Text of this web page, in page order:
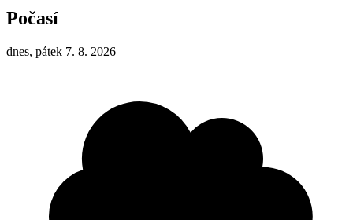
Počasí
dnes, pátek 7. 8. 2026